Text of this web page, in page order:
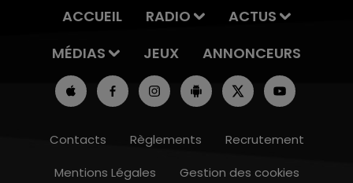
ACCUEIL RADIO
ACTUS
MÉDIAS
JEUX ANNONCEURS
Contacts Règlements
Recrutement
Mentions Légales
Gestion des cookies